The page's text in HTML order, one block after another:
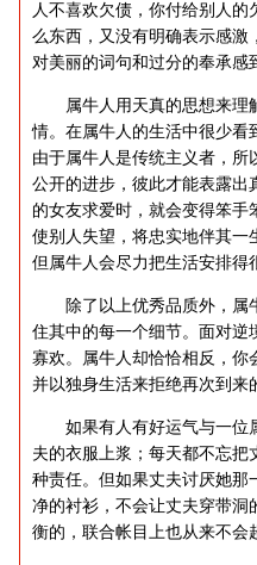
人不喜欢欠债，你付给别人
么东西，又没有明确表示感激
对美丽的词句和过分的奉承感
属牛人用天真的思想来理解
情。在属牛人的生活中很少看
由于属牛人是传统主义者，
公开的进步，彼此才能表露出
的女友求爱时，就会变得笨
使别人失望，将忠实地伴其一
但属牛人会尽力把生活安排得
除了以上优秀品质外，属牛
住其中的每一个细节。面对逆
寡欢。属牛人却恰恰相反，你
并以独身生活来拒绝再次到来
如果有人有好运气与一位属
夫的衣服上浆；每天都不忘把
种责任。但如果丈夫讨厌她那
净的衬衫，不会让丈夫穿带
衡的，联合帐目上也从来不会